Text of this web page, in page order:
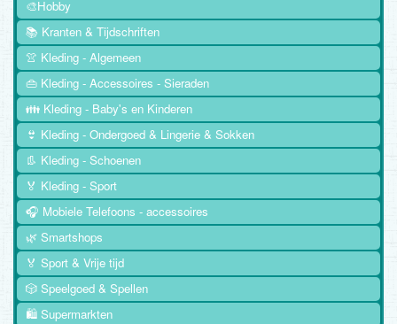
🎨Hobby
📚 Kranten & Tijdschriften
👚 Kleding - Algemeen
👜 Kleding - Accessoires - Sieraden
👪 Kleding - Baby's en Kinderen
👙 Kleding - Ondergoed & Lingerie & Sokken
👢 Kleding - Schoenen
🏅 Kleding - Sport
🎧 Mobiele Telefoons - accessoires
🌿 Smartshops
🏅 Sport & Vrije tijd
🎲 Speelgoed & Spellen
🛍️ Supermarkten